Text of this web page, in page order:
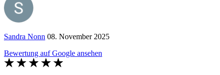
Sandra Nonn 08. November 2025
Bewertung auf Google ansehen